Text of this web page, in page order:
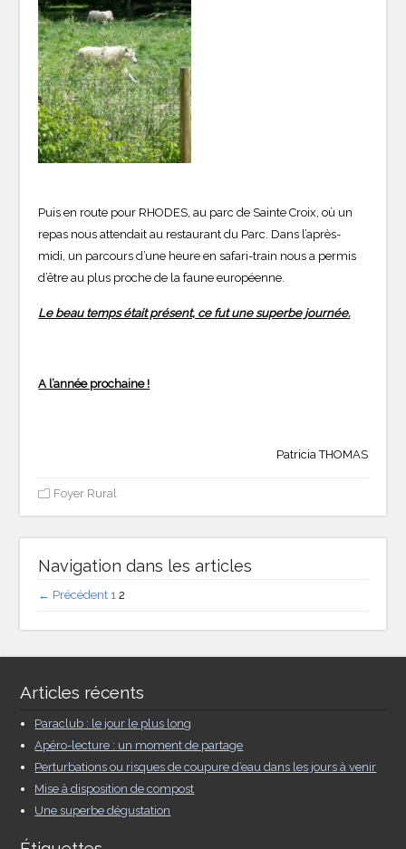
Puis en route pour RHODES, au parc de Sainte Croix, où un
repas nous attendait au restaurant du Parc. Dans l’après-
midi, un parcours d’une heure en safari-train nous a permis
d’être au plus proche de la faune européenne.
Le beau temps était présent, ce fut une superbe journée.
A l’année prochaine !
Patricia THOMAS
Foyer Rural
Navigation dans les articles
← Précédent 1 2
Articles récents
Paraclub : le jour le plus long
Apéro-lecture : un moment de partage
Perturbations ou risques de coupure d’eau dans les jours à venir
Mise à disposition de compost
Une superbe dégustation